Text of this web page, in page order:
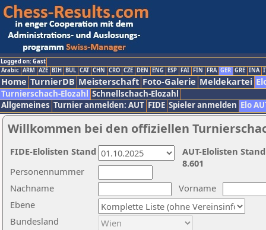
Logged on: Gast
Arabic ARM AZE BIH BUL CAT CHN CRO CZE DEN ENG ESP FAI FIN FRA GER GRE INA
Home TurnierDB Meisterschaft Foto-Galerie Meldekartei
Turnierschach-Elozahl Schnellschach-Elozahl
Allgemeines Turnier anmelden: AUT FIDE Spieler anmelden Elo
Willkommen bei den offiziellen
Nachname
Vorname
Ebene
Personennummer
Bundesland
AUT-Elolisten
8.601
FIDE-Elolisten Stand